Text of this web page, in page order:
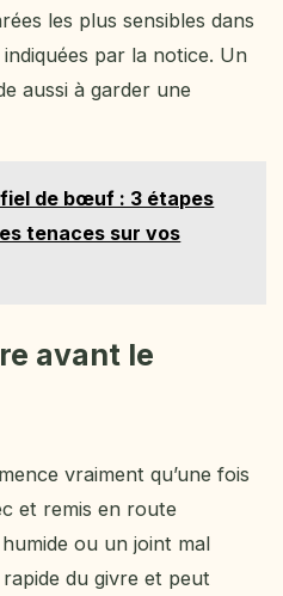
les plus sensibles dans
par la notice. Un
aussi à garder une
de bœuf : 3 étapes
tenaces sur vos
avant le
vraiment qu’une fois
et remis en route
ou un joint mal
du givre et peut